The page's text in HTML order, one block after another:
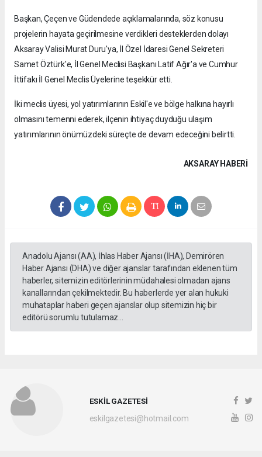
Başkan, Çeçen ve Güdendede açıklamalarında, söz konusu
projelerin hayata geçirilmesine verdikleri desteklerden dolayı
Aksaray Valisi Murat Duru'ya, İl Özel İdaresi Genel Sekreteri
Samet Öztürk'e, İl Genel Meclisi Başkanı Latif Ağır'a ve Cumhur
İttifakı İl Genel Meclis Üyelerine teşekkür etti.
İki meclis üyesi, yol yatırımlarının Eskil'e ve bölge halkına hayırlı
olmasını temenni ederek, ilçenin ihtiyaç duyduğu ulaşım
yatırımlarının önümüzdeki süreçte de devam edeceğini belirtti.
AKSARAY HABERİ
Anadolu Ajansı (AA), İhlas Haber Ajansı (İHA), Demirören
Haber Ajansı (DHA) ve diğer ajanslar tarafından eklenen tüm
haberler, sitemizin editörlerinin müdahalesi olmadan ajans
kanallarından çekilmektedir. Bu haberlerde yer alan hukuki
muhataplar haberi geçen ajanslar olup sitemizin hiç bir
editörü sorumlu tutulamaz...
ESKİL GAZETESİ
eskilgazetesi@hotmail.com